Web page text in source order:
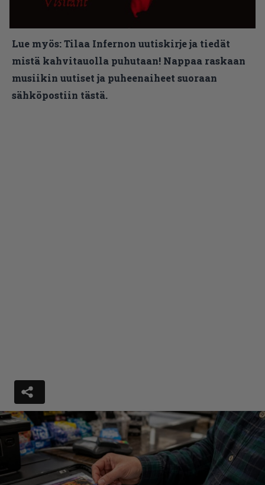
Lue myös:Tilaa Infernon uutiskirje ja tiedät
mistä kahvitauolla puhutaan! Nappaa raskaan
musiikin uutiset ja puheenaiheet suoraan
sähköpostiin tästä.